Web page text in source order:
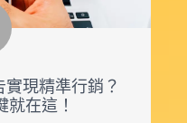
現精準行銷？
就在這！